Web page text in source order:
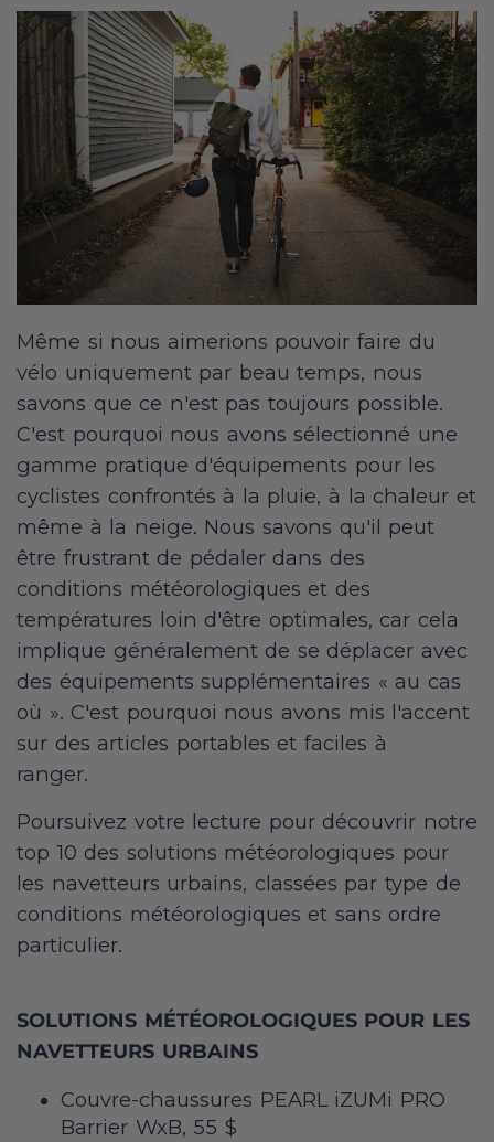
Même si nous aimerions pouvoir faire du
vélo uniquement par beau temps, nous
savons que ce n'est pas toujours possible.
C'est pourquoi nous avons sélectionné une
gamme pratique d'équipements pour les
cyclistes confrontés à la pluie, à la chaleur et
même à la neige. Nous savons qu'il peut
être frustrant de pédaler dans des
conditions météorologiques et des
températures loin d'être optimales, car cela
implique généralement de se déplacer avec
des équipements supplémentaires « au cas
où ». C'est pourquoi nous avons mis l'accent
sur des articles portables et faciles à
ranger.
Poursuivez votre lecture pour découvrir notre
top 10 des solutions météorologiques pour
les navetteurs urbains, classées par type de
conditions météorologiques et sans ordre
particulier.
SOLUTIONS MÉTÉOROLOGIQUES POUR LES
NAVETTEURS URBAINS
Couvre-chaussures PEARL iZUMi PRO
Barrier WxB, 55 $